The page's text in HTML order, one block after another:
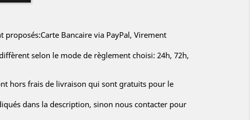
proposés:Carte Bancaire via PayPal, Virement
selon le mode de règlement choisi: 24h, 72h,
hors frais de livraison qui sont gratuits pour le
dans la description, sinon nous contacter pour